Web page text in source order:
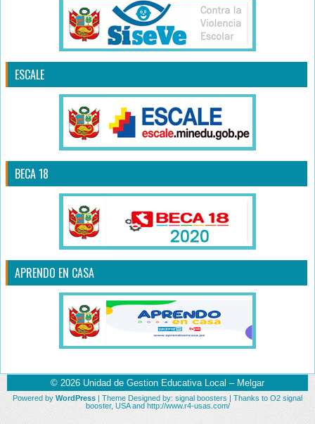
ESCALE
BECA 18
APRENDO EN CASA
© 2026 Unidad de Gestion Educativa Local – Melgar
Powered by WordPress | Theme Designed by: signal boosters | Thanks to O2 signal
booster, USAand http://www.r4-usas.com/